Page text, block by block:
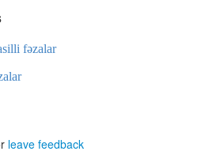
fəzalar
leave feedback